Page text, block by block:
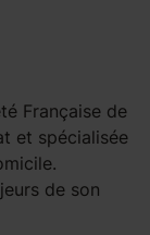
Française de
et spécialisée
de son